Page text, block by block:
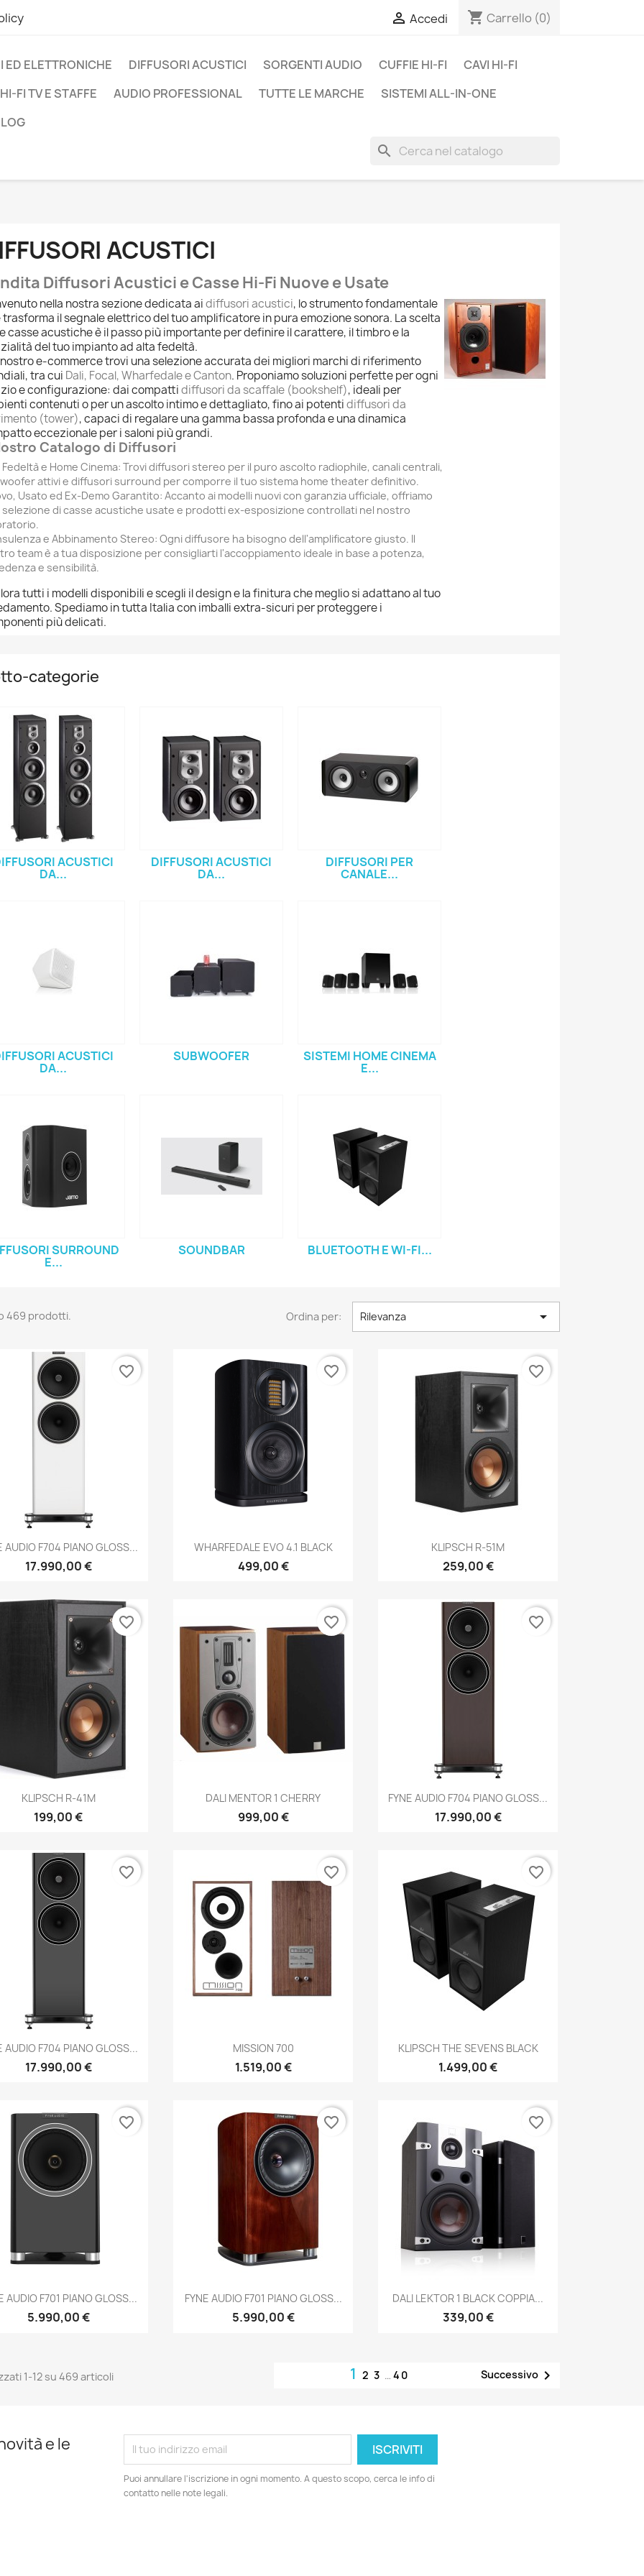
 Accedi shopping_cart Carrello (0)
ED ELETTRONICHE DIFFUSORI ACUSTICI SORGENTI AUDIO CUFFIE HI-FI
CAVI HI-FI
FI TV E STAFFE
AUDIO PROFESSIONAL TUTTE LE MARCHE
SISTEMI ALL-IN-ONE
search
ACUSTICI
Diffusori Acustici e Casse Hi-Fi Nuove e Usate
nella nostra sezione dedicata aidiffusori acustici, lo strumento fondamentale
trasforma il segnale elettrico del tuo amplificatore in pura emozione sonora. La scelta
casse acustiche è il passo più importante per definire il carattere, il timbro e la
del tuo impianto ad alta fedeltà.
e-commerce trovi una selezione accurata dei migliori marchi di riferimento
tra cui Dali, Focal, Wharfedale e Canton. Proponiamo soluzioni perfette per ogni
e configurazione: dai compattidiffusori da scaffale (bookshelf), ideali per
contenuti o per un ascolto intimo e dettagliato, fino ai potentidiffusori da
(tower), capaci di regalare una gamma bassa profonda e una dinamica
eccezionale per i saloni più grandi.
Catalogo di Diffusori
e Home Cinema: Trovi diffusori stereo per il puro ascolto radiophile, canali centrali,
attivi e diffusori surround per comporre il tuo sistema home theater definitivo.
Usato ed Ex-Demo Garantito: Accanto ai modelli nuovi con garanzia ufficiale, offriamo
selezione di casse acustiche usate e prodotti ex-esposizione controllati nel nostro
e Abbinamento Stereo: Ogni diffusore ha bisogno dell'amplificatore giusto. Il
team è a tua disposizione per consigliarti l'accoppiamento ideale in base a potenza,
e sensibilità.
tutti i modelli disponibili e scegli il design e la finitura che meglio si adattano al tuo
Spediamo in tutta Italia con imballi extra-sicuri per proteggere i
più delicati.
categorie
ACUSTICI
DA...
DIFFUSORI ACUSTICI
DA...
DIFFUSORI PER
CANALE...
ACUSTICI
DA...
SUBWOOFER SISTEMI HOME CINEMA
E...
SURROUND
E...
SOUNDBAR BLUETOOTH E WI-FI...
469 prodotti. Ordina per: Rilevanza 
Anteprima
AUDIO F704 PIANO GLOSS...
17.990,00 €
favorite_border
Anteprima
WHARFEDALE EVO 4.1 BLACK
499,00 €
favorite_border
Anteprima
KLIPSCH R-51M
259,00 €
favorite_border
Anteprima
KLIPSCH R-41M
199,00 €
favorite_border
Anteprima
DALI MENTOR 1 CHERRY
999,00 €
favorite_border
Anteprima
FYNE AUDIO F704 PIANO GLOSS...
17.990,00 €
favorite_border
Anteprima
AUDIO F704 PIANO GLOSS...
17.990,00 €
favorite_border
Anteprima
MISSION 700
1.519,00 €
favorite_border
Anteprima
KLIPSCH THE SEVENS BLACK
1.499,00 €
favorite_border
Anteprima
AUDIO F701 PIANO GLOSS...
5.990,00 €
favorite_border
Anteprima
FYNE AUDIO F701 PIANO GLOSS...
5.990,00 €
favorite_border
Anteprima
DALI LEKTOR 1 BLACK COPPIA...
339,00 €
favorite_border
1-12 su 469 articoli 123 … 40 Successivo
e le
Puoi annullare l'iscrizione in ogni momento. A questo scopo, cerca le info di
contatto nelle note legali.